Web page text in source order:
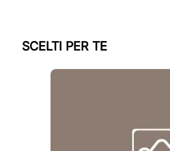
SCELTI PER TE